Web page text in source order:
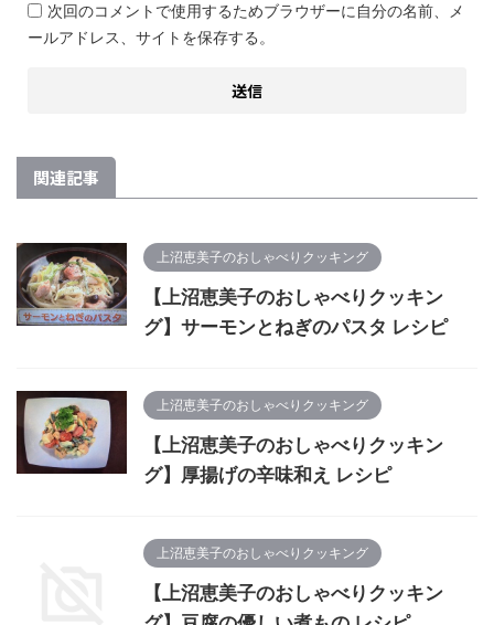
次回のコメントで使用するためブラウザーに自分の名前、メ
ールアドレス、サイトを保存する。
関連記事
上沼恵美子のおしゃべりクッキング
【上沼恵美子のおしゃべりクッキン
グ】サーモンとねぎのパスタ レシピ
上沼恵美子のおしゃべりクッキング
【上沼恵美子のおしゃべりクッキン
グ】厚揚げの辛味和え レシピ
上沼恵美子のおしゃべりクッキング
【上沼恵美子のおしゃべりクッキン